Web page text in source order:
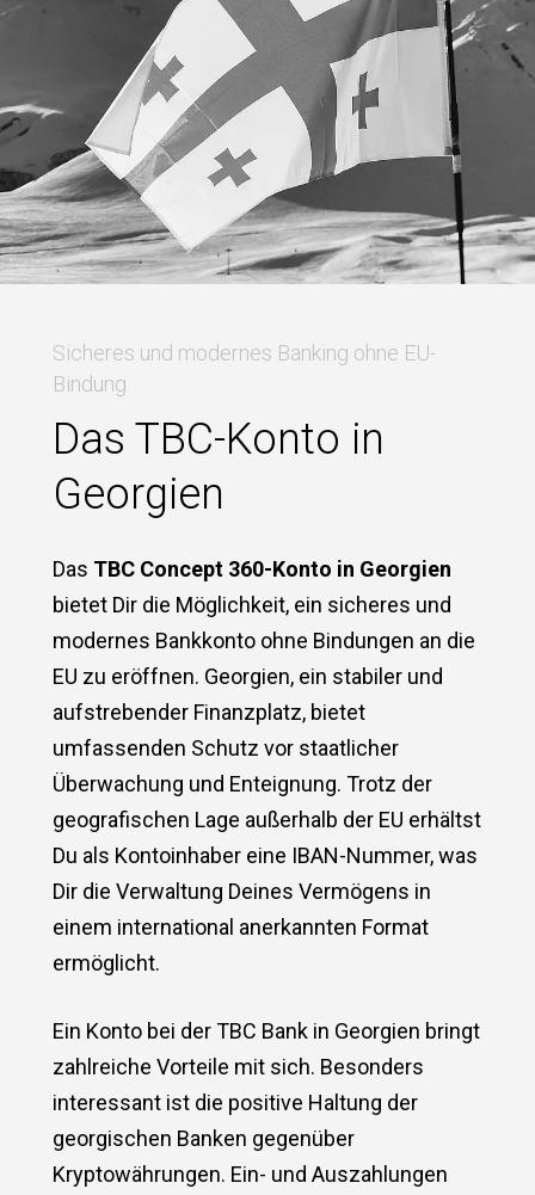
Sicheres und modernes Banking ohne EU-
Bindung
Das TBC-Konto in
Georgien
Das TBC Concept 360-Konto in Georgien
bietet Dir die Möglichkeit, ein sicheres und
modernes Bankkonto ohne Bindungen an die
EU zu eröffnen. Georgien, ein stabiler und
aufstrebender Finanzplatz, bietet
umfassenden Schutz vor staatlicher
Überwachung und Enteignung. Trotz der
geografischen Lage außerhalb der EU erhältst
Du als Kontoinhaber eine IBAN-Nummer, was
Dir die Verwaltung Deines Vermögens in
einem international anerkannten Format
ermöglicht.
Ein Konto bei der TBC Bank in Georgien bringt
zahlreiche Vorteile mit sich. Besonders
interessant ist die positive Haltung der
georgischen Banken gegenüber
Kryptowährungen. Ein- und Auszahlungen